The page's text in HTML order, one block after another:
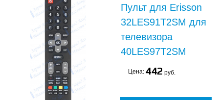
Пульт для Erisson
32LES91T2SM для
телевизора
40LES97T2SM
Цена: 442 руб.